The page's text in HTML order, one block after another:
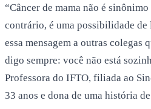
“Câncer de mama não é
contrário, é uma possibilidade
essa mensagem a outras colegas
digo sempre: você não está
Professora do IFTO, filiada ao
33 anos e dona de uma história